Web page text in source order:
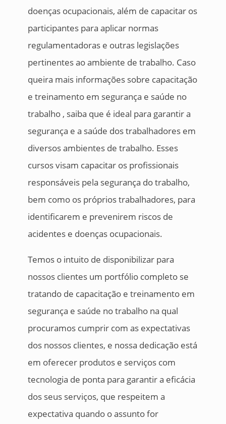
doenças ocupacionais, além de capacitar os
participantes para aplicar normas
regulamentadoras e outras legislações
pertinentes ao ambiente de trabalho. Caso
queira mais informações sobre capacitação
e treinamento em segurança e saúde no
trabalho , saiba que é ideal para garantir a
segurança e a saúde dos trabalhadores em
diversos ambientes de trabalho. Esses
cursos visam capacitar os profissionais
responsáveis pela segurança do trabalho,
bem como os próprios trabalhadores, para
identificarem e prevenirem riscos de
acidentes e doenças ocupacionais.
Temos o intuito de disponibilizar para
nossos clientes um portfólio completo se
tratando de capacitação e treinamento em
segurança e saúde no trabalho na qual
procuramos cumprir com as expectativas
dos nossos clientes, e nossa dedicação está
em oferecer produtos e serviços com
tecnologia de ponta para garantir a eficácia
dos seus serviços, que respeitem a
expectativa quando o assunto for